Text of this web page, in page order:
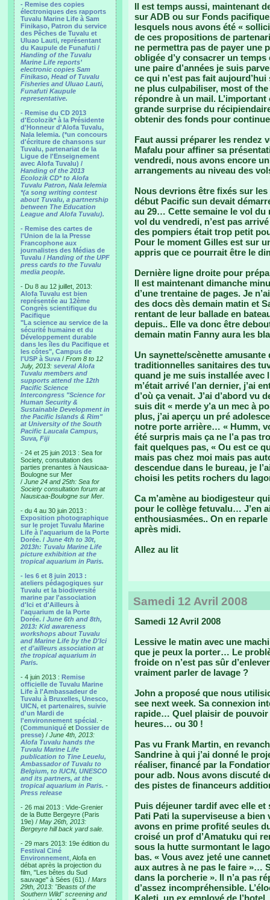
- Remise des copies
électroniques des rapports
Tuvalu Marine Life à Sam
Finikaso, Patron du service
des Pêches de Tuvalu et
Uluao Lauti, représentant
du Kaupule de Funafuti /
Handing of the Tuvalu
Marine Life reports’
electronic copies Sam
Finikaso, Head of Tuvalu
Fisheries and Uluao Lauti,
Funafuti Kaupule
representative.
- Remise du CD 2013
d'Ecolozik* à la Présidente
d'Honneur d'Alofa Tuvalu,
Nala Ielemia. (*un concours
d'écriture de chansons sur
Tuvalu, partenariat de la
Ligue de l'Enseignement
avec Alofa Tuvalu) /
Handing of the 2013
Ecolozik CD* to Alofa
Tuvalu Patron, Nala Ielemia
*(a song writing contest
about Tuvalu, a partnership
between The Education
League and Alofa Tuvalu).
- Remise des cartes de
l'Union de la la Presse
Francophone aux
journalistes des Médias de
Tuvalu / Handing of the UPF
press cards to the Tuvalu
media people.
- Du 8 au 12 juillet, 2013:
Alofa Tuvalu est bien
représentée au 12ème
Congrès scientifique du
Pacifique
"La science au service de la
sécurité humaine et du
Développement durable
dans les îles du Pacifique et
les côtes", Campus de
l'USP à Suva / From 8 to 12
July, 2013: several Alofa
Tuvalu members and
supports attend the 12th
Pacific Science
Intercongress "Science for
Human Security &
Sustainable Development in
the Pacific Islands & Rim"
at University of the South
Pacific Laucala Campus,
Suva, Fiji
- 24 et 25 juin 2013 : Sea for
Society, consultation des
parties prenantes à Nausicaa-
Boulogne sur Mer
/ June 24 and 25th: Sea for
Society consultation forum at
Nausicaa-Boulogne sur Mer.
- du 4 au 30 juin 2013 :
Exposition photographique
sur le projet Tuvalu Marine
Life à l'aquarium de la Porte
Dorée. / June 4th to 30t,
2013h: Tuvalu Marine Life
picture exhibition at the
tropical aquarium in Paris.
- les 6 et 8 juin 2013 :
ateliers pédagogiques sur
Tuvalu et la biodiversité
marine par l'association
d'Ici et d'Ailleurs à
l'aquarium de la Porte
Dorée. / June 6th and 8th,
2013: Kid awareness
workshops about Tuvalu
and Marine Life by the D'Ici
et d'ailleurs association at
the tropical aquarium in
Paris.
- 4 juin 2013 : Remise
officielle de Tuvalu Marine
Life à l'Ambassadeur de
Tuvalu à Bruxelles, Unesco,
UICN, et partenaires, suivie
d'un Mardi de
l'environnement spécial . -
(Communiqué et Dossier de
presse) / June 4th, 2013:
Alofa Tuvalu hands the
Tuvalu Marine Life
publication to Tine Leuelu,
Ambassador of Tuvalu to
Belgium, to IUCN, UNESCO
and its partners, at the
tropical aquarium in Paris. -
Press release
- 26 mai 2013 : Vide-Grenier
de la Butte Bergeyre (Paris
19e) / May 26th, 2013:
Bergeyre hill back yard sale.
- 29 mars 2013: 19e édition du
Festival Ciné
Environnement , Alofa en
débat après la projection du
film, "Les bêtes du Sud
sauvage" à Sées (61). / Mars
29th, 2013: "Beasts of the
Southern Wild" screening and
Il est temps aussi, maintenant
sur ADB ou sur Fonds
lesquels nous avons été «
de ces propositions de
ne permettra pas de payer une
obligée d’y consacrer un temps
une paire d’années je suis
ce qui n’est pas fait
ne plus culpabiliser, most of
répondre à un mail.
grande surprise du
obtenir des fonds pour
Faut aussi préparer les rendez
Mafalu pour affiner sa
vendredi, nous avons encore
arrangements au niveau des
Nous devrions être fixés sur
début Pacific sun devait
au 29… Cette semaine le vol
vol du vendredi, n’est pas
des pompiers était trop petit
Pour le moment Gilles est sur
appris que ce pourrait être le
Dernière ligne droite pour
Il est maintenant dimanche
d’une trentaine de pages. Je
des docs dès demain matin et
rentant de leur ballade en
depuis.. Elle va donc être
demain matin Fanny aura les
Un saynette/scènette
traditionnelles sanitaires des
quand je me suis installée avec
m’était arrivé l’an dernier, j’ai
d’où ça venait. J’ai d’abord vu
suis dit « merde y’a un mec à
plus, j’ai aperçu un pré
notre porte arrière… « Humm,
été surpris mais ça ne l’a pas
fait quelques pas, « Ou est ce
mais pas chez moi mais pas
descendue dans le bureau, je
choisi les petits rochers du
Ca m’amène au biodigesteur
pour le collège fetuvalu… J’en
enthousiasmées.. On en
après midi.
Allez au lit
Samedi 12 Avril 2008
Samedi 12 Avril 2008
Lessive le matin avec une
que je peux la porter… Le
froide on n’est pas sûr
vraiment parler de lavage ?
John a proposé que nous
see next week. Sa connexion
rapide… Quel plaisir de pouvoir
heures… ou 30 !
Pas vu Frank Martin, en
Sandrine à qui j’ai donné le
réaliser, financé par la
pour adb. Nous avons discuté
des pistes de financeurs
Puis déjeuner tardif avec elle et
Pati Pati la superviseuse a
avons en prime profité seules
croisé un prof d’Amatuku qui
sous la hutte surmontant le
bas. « Vous avez jeté une
aux autres à ne pas le faire »…
dans la porcherie ». Il n’a pas
d’assez incompréhensible.
Kaleti, un ex employé de